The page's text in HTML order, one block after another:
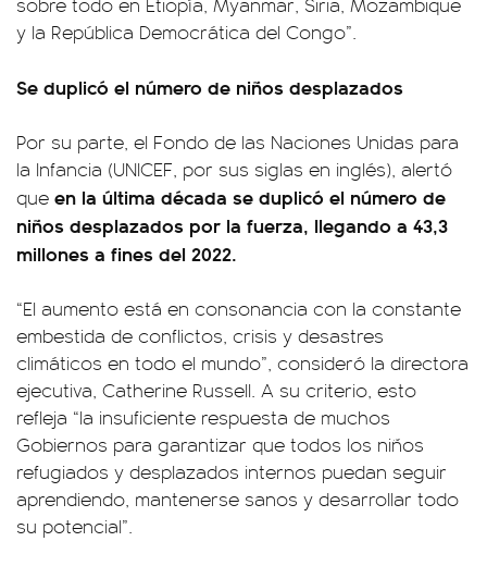
y la República Democrática del Congo”.
Se duplicó el número de niños desplazados
Por su parte, el Fondo de las Naciones Unidas para
la Infancia (UNICEF, por sus siglas en inglés), alertó
que en la última década se duplicó el número de
niños desplazados por la fuerza, llegando a 43,3
millones a fines del 2022.
“El aumento está en consonancia con la constante
embestida de conflictos, crisis y desastres
climáticos en todo el mundo”, consideró la directora
ejecutiva, Catherine Russell. A su criterio, esto
refleja “la insuficiente respuesta de muchos
Gobiernos para garantizar que todos los niños
refugiados y desplazados internos puedan seguir
aprendiendo, mantenerse sanos y desarrollar todo
su potencial”.